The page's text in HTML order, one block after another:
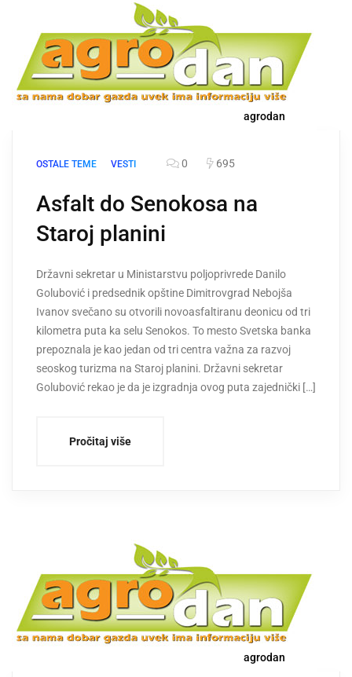
agrodan
OSTALE TEME VESTI 0 695
Asfalt do Senokosa na
Staroj planini
Državni sekretar u Ministarstvu poljoprivrede Danilo
Golubović i predsednik opštine Dimitrovgrad Nebojša
Ivanov svečano su otvorili novoasfaltiranu deonicu od tri
kilometra puta ka selu Senokos. To mesto Svetska banka
prepoznala je kao jedan od tri centra važna za razvoj
seoskog turizma na Staroj planini. Državni sekretar
Golubović rekao je da je izgradnja ovog puta zajednički […]
Pročitaj više
agrodan